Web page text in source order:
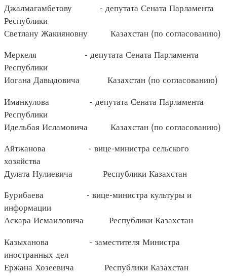
Джалмагамбетову - депутата Сената Парламента
Республики
Светлану Жакияновну Казахстан (по согласованию)
Меркеля - депутата Сената Парламента
Республики
Иогана Давыдовича Казахстан (по согласованию)
Иманкулова - депутата Сената Парламента
Республики
Идельбая Исламовича Казахстан (по согласованию)
Айтжанова - вице-министра сельского
хозяйства
Дулата Нулиевича Республики Казахстан
Бурибаева - вице-министра культуры и
информации
Аскара Исмаиловича Республики Казахстан
Казыханова - заместителя Министра
иностранных дел
Ержана Хозеевича Республики Казахстан